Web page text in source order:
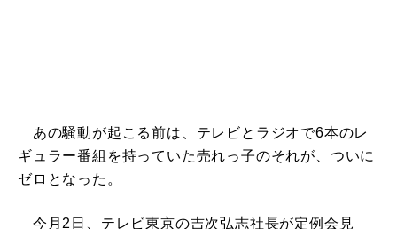
あの騒動が起こる前は、テレビとラジオで6本のレ
ギュラー番組を持っていた売れっ子のそれが、ついに
ゼロとなった。
今月2日、テレビ東京の吉次弘志社長が定例会見